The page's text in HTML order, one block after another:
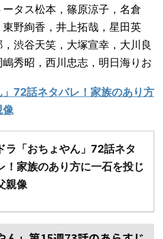
タス松本，篠原涼子，名倉
野絢香，井上拓哉，星田英
渋谷天笑，大塚宣幸，大川良
秀昭，西川忠志，明日海りお
72話ネタバレ！家族のあり方
像
ラ「おちょやん」72話ネタ
！家族のあり方に一石を投じ
親像